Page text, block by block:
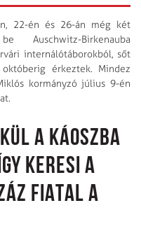
22-én és 26-án még két
Birkenauba
internálótáborokból, sőt
érkeztek. Mindez
kormányzó július 9-én
A KÁOSZBA
KERESI A
FIATAL A